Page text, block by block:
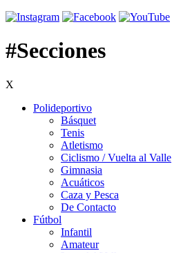
#Secciones
X
Polideportivo
Básquet
Tenis
Atletismo
Ciclismo / Vuelta al Valle
Gimnasia
Acuáticos
Caza y Pesca
De Contacto
Fútbol
Infantil
Amateur